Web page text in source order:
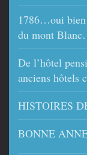
1786…oui bien
du mont
De l’hôtel
anciens hôtels
HISTOIRES
BONNE